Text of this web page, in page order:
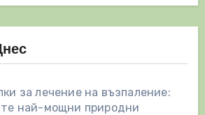
за лечение на възпаление:
най-мощни природни